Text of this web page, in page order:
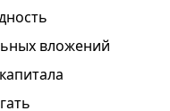
вложений